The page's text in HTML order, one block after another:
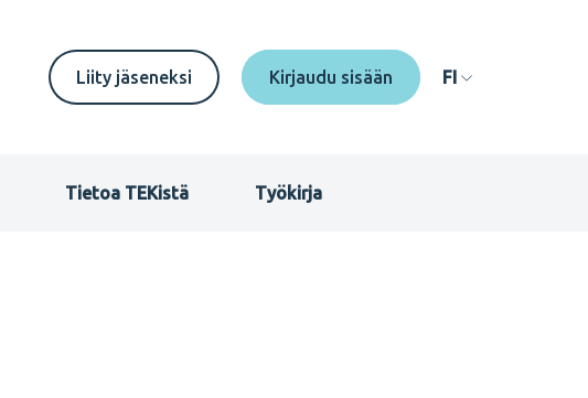
Secondary
FI
Liity jäseneksi FI
Tietoa TEKistä Työkirja